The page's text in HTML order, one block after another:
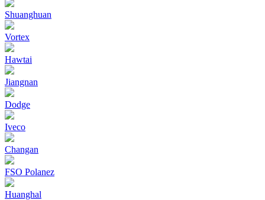
Shuanghuan
Vortex
Hawtai
Jiangnan
Dodge
Iveco
Changan
FSO Polanez
Huanghal